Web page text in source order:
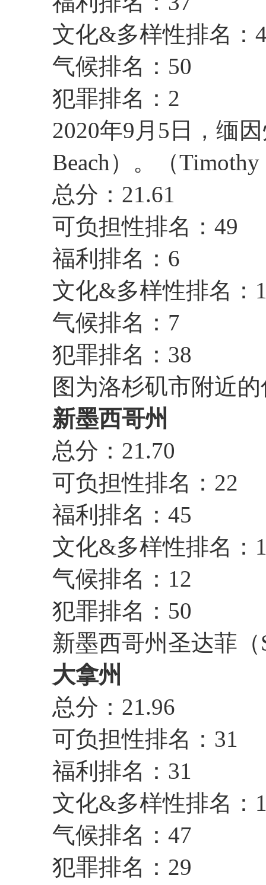
文化&多样性排名：
气候排名：50
犯罪排名：2
2020年9月5日，缅
Beach）。（
总分：21.61
可负担性排名：49
福利排名：6
文化&多样性排名：
气候排名：7
犯罪排名：38
图为洛杉矶市附近
新墨西哥州
总分：21.70
可负担性排名：22
福利排名：45
文化&多样性排名：
气候排名：12
犯罪排名：50
新墨西哥州圣达菲（
大拿州
总分：21.96
可负担性排名：31
福利排名：31
文化&多样性排名：
气候排名：47
犯罪排名：29